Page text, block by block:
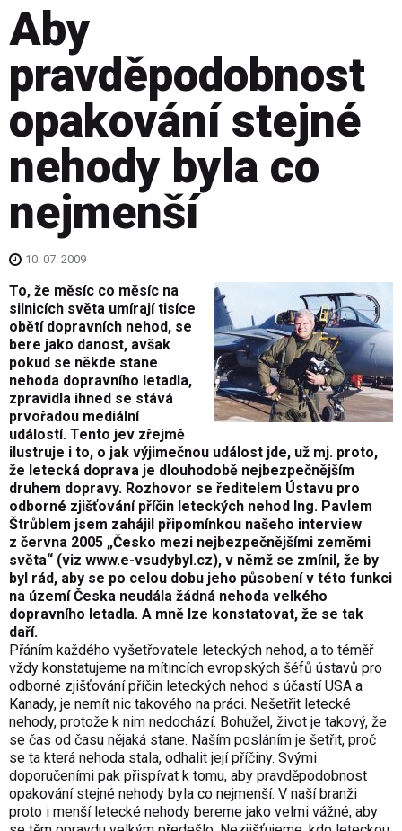
Aby
pravděpodobnost
opakování stejné
nehody byla co
nejmenší
10. 07. 2009
To, že měsíc co měsíc na
silnicích světa umírají tisíce
obětí dopravních nehod, se
bere jako danost, avšak
pokud se někde stane
nehoda dopravního letadla,
zpravidla ihned se stává
prvořadou mediální
událostí. Tento jev zřejmě
ilustruje i to, o jak výjimečnou událost jde, už mj. proto,
že letecká doprava je dlouhodobě nejbezpečnějším
druhem dopravy. Rozhovor se ředitelem Ústavu pro
odborné zjišťování příčin leteckých nehod Ing. Pavlem
Štrůblem jsem zahájil připomínkou našeho interview
z června 2005 „Česko mezi nejbezpečnějšími zeměmi
světa“ (viz www.e-vsudybyl.cz), v němž se zmínil, že by
byl rád, aby se po celou dobu jeho působení v této funkci
na území Česka neudála žádná nehoda velkého
dopravního letadla. A mně lze konstatovat, že se tak
daří.
Přáním každého vyšetřovatele leteckých nehod, a to téměř
vždy konstatujeme na mítincích evropských šéfů ústavů pro
odborné zjišťování příčin leteckých nehod s účastí USA a
Kanady, je nemít nic takového na práci. Nešetřit letecké
nehody, protože k nim nedochází. Bohužel, život je takový, že
se čas od času nějaká stane. Naším posláním je šetřit, proč
se ta která nehoda stala, odhalit její příčiny. Svými
doporučeními pak přispívat k tomu, aby pravděpodobnost
opakování stejné nehody byla co nejmenší. V naší branži
proto i menší letecké nehody bereme jako velmi vážné, aby